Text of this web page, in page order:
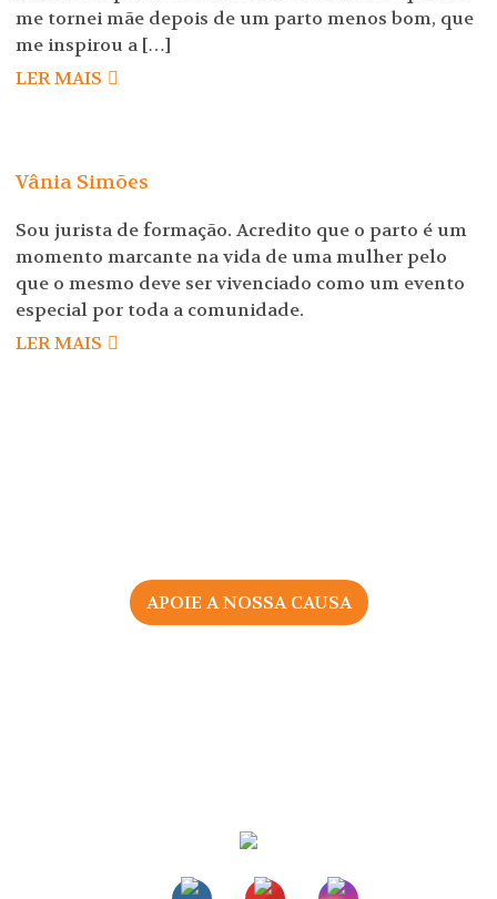
me tornei mãe depois de um parto menos bom, que
me inspirou a […]
LER MAIS
Vânia Simões
Sou jurista de formação. Acredito que o parto é um
momento marcante na vida de uma mulher pelo
que o mesmo deve ser vivenciado como um evento
especial por toda a comunidade.
LER MAIS
APOIE A NOSSA CAUSA